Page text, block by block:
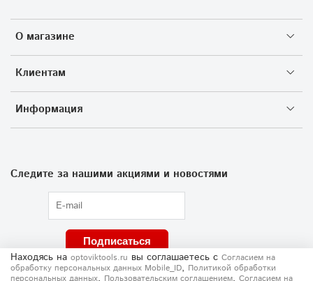
О магазине
Клиентам
Информация
Следите за нашими акциями и новостями
Подписаться
Находясь на optoviktools.ru вы соглашаетесь с Согласием на
обработку персональных данных Mobile_ID, Политикой обработки
персональных данных, Пользовательским соглашением, Согласием на